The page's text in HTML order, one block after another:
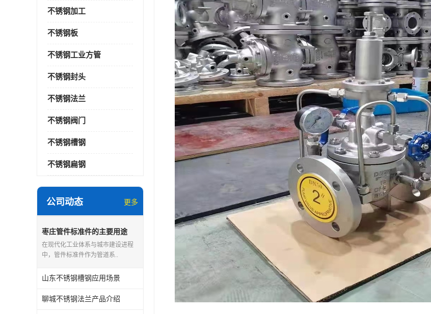
不锈钢加工
不锈钢板
不锈钢工业方管
不锈钢封头
不锈钢法兰
不锈钢阀门
不锈钢槽钢
不锈钢扁钢
公司动态 更多
枣庄管件标准件的主要用途
在现代化工业体系与城市建设进程
中，管件标准件作为管道系..
山东不锈钢槽钢应用场景
聊城不锈钢法兰产品介绍